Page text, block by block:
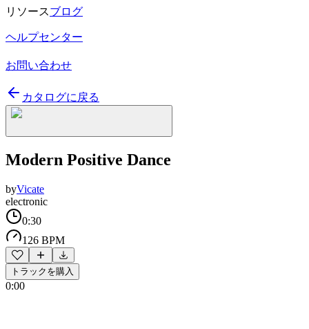
リソースブログ
ヘルプセンター
お問い合わせ
カタログに戻る
Modern Positive Dance
byVicate
electronic
0:30
126 BPM
トラックを購入
0:00